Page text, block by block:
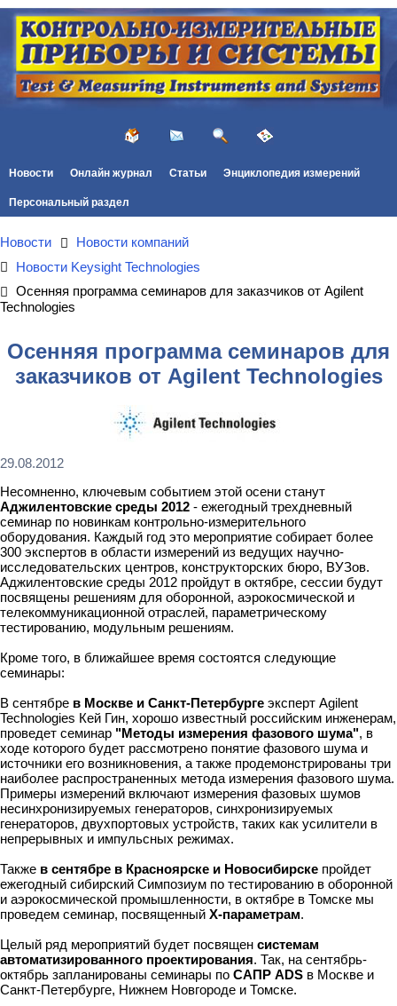
Новости Онлайн журнал Статьи Энциклопедия измерений
Персональный раздел
Новости
Новости компаний
Новости Keysight Technologies
Осенняя программа семинаров для заказчиков от Agilent
Technologies
Осенняя программа семинаров для
заказчиков от Agilent Technologies
29.08.2012
Несомненно, ключевым событием этой осени станут
Аджилентовские среды 2012 - ежегодный трехдневный
семинар по новинкам контрольно-измерительного
оборудования. Каждый год это мероприятие собирает более
300 экспертов в области измерений из ведущих научно-
исследовательских центров, конструкторских бюро, ВУЗов.
Аджилентовские среды 2012 пройдут в октябре, сессии будут
посвящены решениям для оборонной, аэрокосмической и
телекоммуникационной отраслей, параметрическому
тестированию, модульным решениям.
Кроме того, в ближайшее время состоятся следующие
семинары:
В сентябре в Москве и Санкт-Петербурге эксперт Agilent
Technologies Кей Гин, хорошо известный российским инженерам,
проведет семинар "Методы измерения фазового шума", в
ходе которого будет рассмотрено понятие фазового шума и
источники его возникновения, а также продемонстрированы три
наиболее распространенных метода измерения фазового шума.
Примеры измерений включают измерения фазовых шумов
несинхронизируемых генераторов, синхронизируемых
генераторов, двухпортовых устройств, таких как усилители в
непрерывных и импульсных режимах.
Также в сентябре в Красноярске и Новосибирске пройдет
ежегодный сибирский Симпозиум по тестированию в оборонной
и аэрокосмической промышленности, в октябре в Томске мы
проведем семинар, посвященный X-параметрам.
Целый ряд мероприятий будет посвящен системам
автоматизированного проектирования. Так, на сентябрь-
октябрь запланированы семинары по САПР ADS в Москве и
Санкт-Петербурге, Нижнем Новгороде и Томске.